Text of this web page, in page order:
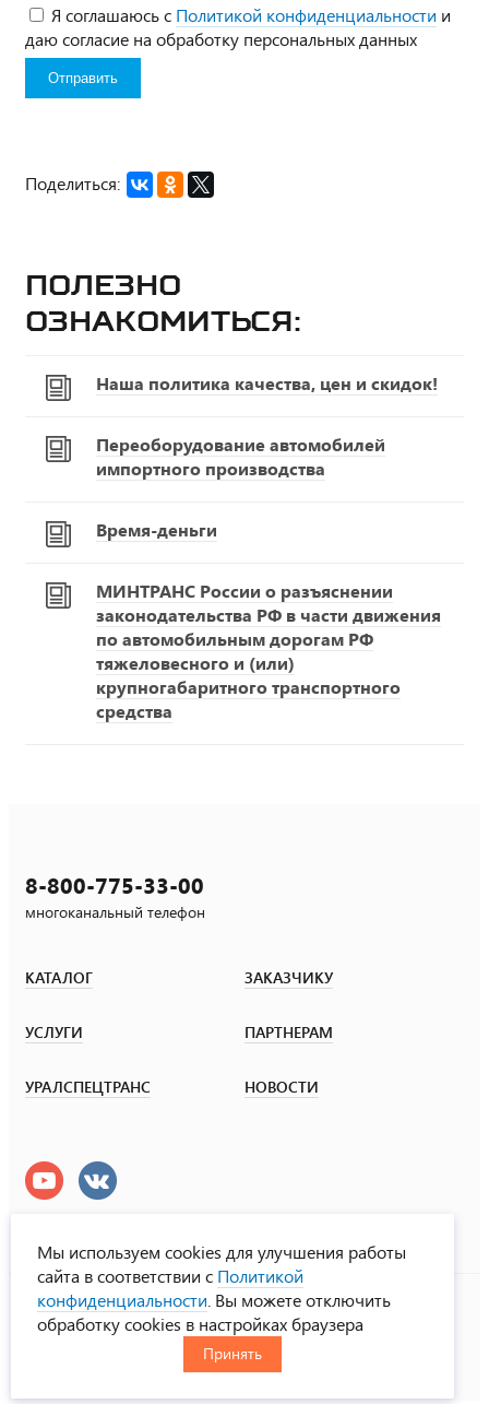
Я соглашаюсь с Политикой конфиденциальности и
даю согласие на обработку персональных данных
Поделиться:
Полезно
ознакомиться:
Наша политика качества, цен и скидок!
Переоборудование автомобилей
импортного производства
Время-деньги
МИНТРАНС России о разъяснении
законодательства РФ в части движения
по автомобильным дорогам РФ
тяжеловесного и (или)
крупногабаритного транспортного
средства
8-800-775-33-00
многоканальный телефон
КАТАЛОГ ЗАКАЗЧИКУ
УСЛУГИ ПАРТНЕРАМ
УРАЛСПЕЦТРАНС НОВОСТИ
УралСпецТранс
© ООО «Урал СТ», 2000-2026
Политика конфиденциальности
CHN
Мы используем cookies для улучшения работы
сайта в соответствии с Политикой
конфиденциальности . Вы можете отключить
обработку cookies в настройках браузера
Принять